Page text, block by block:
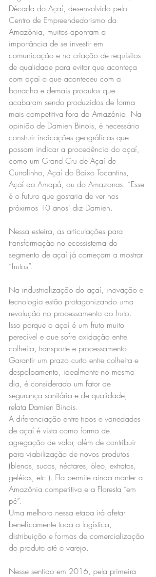
Década do Açaí, desenvolvido pelo
Centro de Empreendedorismo da
Amazônia, muitos apontam a
importância de se investir em
comunicação e na criação de requisitos
de qualidade para evitar que aconteça
com açaí o que aconteceu com a
borracha e demais produtos que
acabaram sendo produzidos de forma
mais competitiva fora da Amazônia. Na
opinião de Damien Binois, é necessário
construir indicações geográficas que
possam indicar a procedência do açaí,
como um Grand Cru de Açaí de
Curralinho, Açaí do Baixo Tocantins,
Açaí do Amapá, ou do Amazonas. “Esse
é o futuro que gostaria de ver nos
próximos 10 anos" diz Damien.
Nessa esteira, as articulações para
transformação no ecossistema do
segmento de açaí já começam a mostrar
“frutos”.
Na industrialização do açaí, inovação e
tecnologia estão protagonizando uma
revolução no processamento do fruto.
Isso porque o açaí é um fruto muito
perecível e que sofre oxidação entre
colheita, transporte e processamento.
Garantir um prazo curto entre colheita e
despolpamento, idealmente no mesmo
dia, é considerado um fator de
segurança sanitária e de qualidade,
relata Damien Binois.
A diferenciação entre tipos e variedades
de açaí é vista como forma de
agregação de valor, além de contribuir
para viabilização de novos produtos
(blends, sucos, néctares, óleo, extratos,
geléias, etc.). Ela permite ainda manter a
Amazônia competitiva e a Floresta “em
pé”.
Uma melhora nessa etapa irá afetar
beneficamente toda a logística,
distribuição e formas de comercialização
do produto até o varejo.
Nesse sentido em 2016, pela primeira